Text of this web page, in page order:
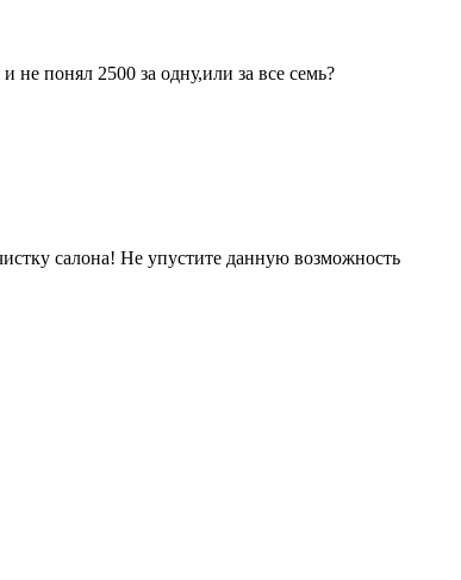
не понял 2500 за одну,или за все семь?
салона! Не упустите данную возможность